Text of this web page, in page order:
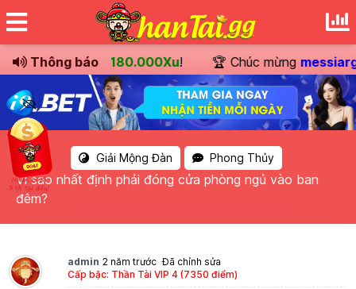
Thông báo
khoảntrị giá180.000Xu! 🏆 Chúc mừngmessiarg
Giải Mộng Đàn Phong Thủy
Vì sao nhất định phải đóng cửa phòng ngủ vào ban
đêm?
admin 2 năm trước Đã chỉnh sửa
Cấp bậc: Thần Tài VIP 4 (7350 điểm)